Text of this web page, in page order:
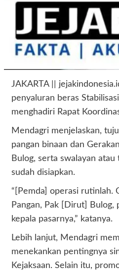
JAKARTA ||
penyaluran beras
menghadiri Rapat
Mendagri menjelaskan,
pangan binaan dan
Bulog, serta swalayan
sudah disiapkan.
“[Pemda] operasi rutinlah.
Pangan, Pak [Dirut] Bulog,
kepala pasarnya,” katanya.
Lebih lanjut, Mendagri
menekankan pentingnya
Kejaksaan. Selain itu,